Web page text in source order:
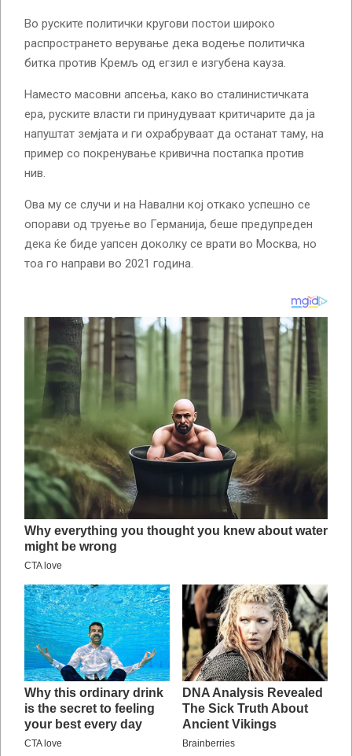
Во руските политички кругови постои широко
распространето верување дека водење политичка
битка против Кремљ од егзил е изгубена кауза.
Наместо масовни апсења, како во сталинистичката
ера, руските власти ги принудуваат критичарите да ја
напуштат земјата и ги охрабруваат да останат таму, на
пример со покренување кривична постапка против
нив.
Ова му се случи и на Навални кој откако успешно се
опорави од труење во Германија, беше предупреден
дека ќе биде уапсен доколку се врати во Москва, но
тоа го направи во 2021 година.